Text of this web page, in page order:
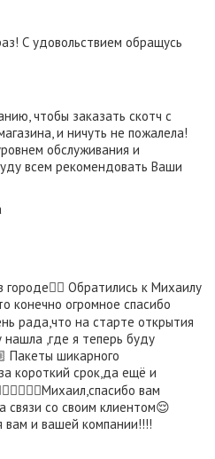
С удовольствием обращусь
чтобы заказать скотч с
и ничуть не пожалела!
обслуживания и
всем рекомендовать Ваши
Обратились к Михаилу
конечно огромное спасибо
рада,что на старте открытия
нашла ,где я теперь буду
Пакеты шикарного
короткий срок,да ещё и
вам
связи со своим клиентом😌
вам и вашей компании!!!!